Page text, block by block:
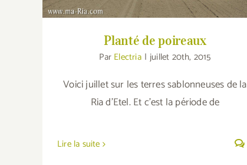
Planté de poireaux
Par Electria | juillet 20th, 2015
Voici juillet sur les terres sablonneuses de la
Ria d'Etel. Et c'est la période de
Lire la suite